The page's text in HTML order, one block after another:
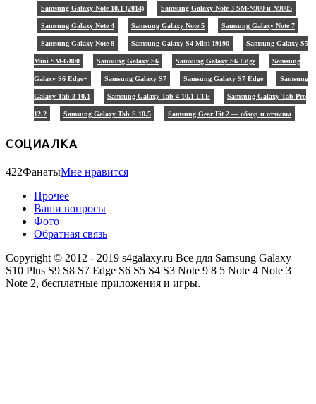
Samsung Galaxy Note 10.1 (2014) Samsung Galaxy Note 3 SM-N900 и N9005
Samsung Galaxy Note 4 Samsung Galaxy Note 5 Samsung Galaxy Note 7
Samsung Galaxy Note 8 Samsung Galaxy S4 Mini I9190 Samsung Galaxy S5
Mini SM-G800 Samsung Galaxy S6 Samsung Galaxy S6 Edge Samsung
Galaxy S6 Edge+ Samsung Galaxy S7 Samsung Galaxy S7 Edge Samsung
Galaxy Tab 3 10.1 Samsung Galaxy Tab 4 10.1 LTE Samsung Galaxy Tab Pro
12.2 Samsung Galaxy Tab S 10.5 Samsung Gear Fit 2 — обзор и отзывы
СОЦИАЛКА
422ФанатыМне нравится
Прочее
Ваши вопросы
Фото
Обратная связь
Copyright © 2012 - 2019 s4galaxy.ru Все для Samsung Galaxy
S10 Plus S9 S8 S7 Edge S6 S5 S4 S3 Note 9 8 5 Note 4 Note 3
Note 2, бесплатные приложения и игры.